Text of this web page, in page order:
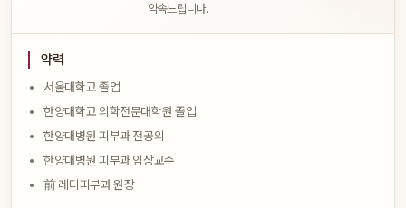
약속드립니다.
약력
서울대학교 졸업
한양대학교 의학전문대학원 졸업
한양대병원 피부과 전공의
한양대병원 피부과 임상교수
前 레디피부과 원장